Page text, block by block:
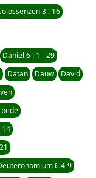
3 : 16
Daniel 6 : 1 - 29
Datan Dauw
David
14
6:4-9